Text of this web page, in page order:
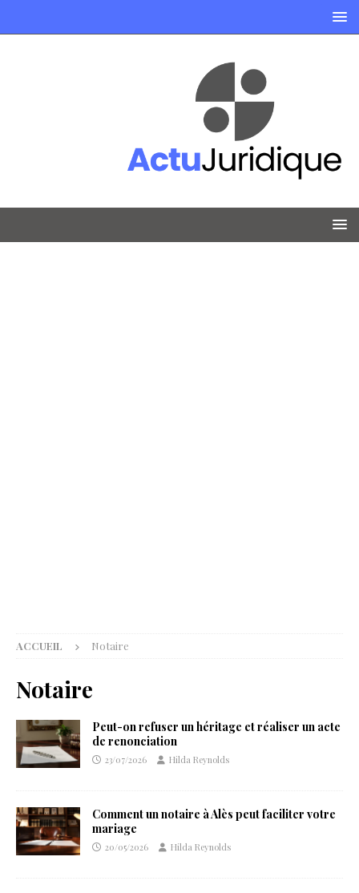
ACCUEIL Notaire
Notaire
Peut-on refuser un héritage et réaliser un acte
de renonciation
23/07/2026 Hilda Reynolds
Comment un notaire à Alès peut faciliter votre
mariage
20/05/2026 Hilda Reynolds